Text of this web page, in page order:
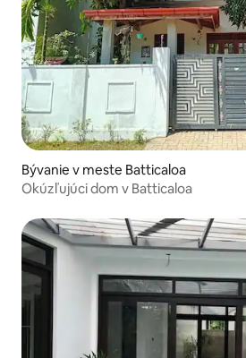
Bývanie v meste Batticaloa
Okúzľujúci dom v Batticaloa